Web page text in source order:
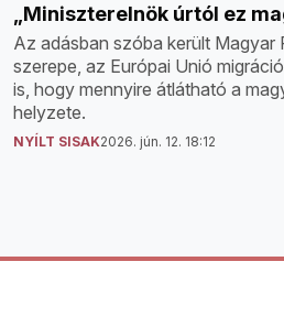
„Miniszterelnök úrtól ez
Az adásban szóba került Magyar
szerepe, az Európai Unió
is, hogy mennyire átlátható a
helyzete.
NYÍLT SISAK2026. jún. 12. 18:12